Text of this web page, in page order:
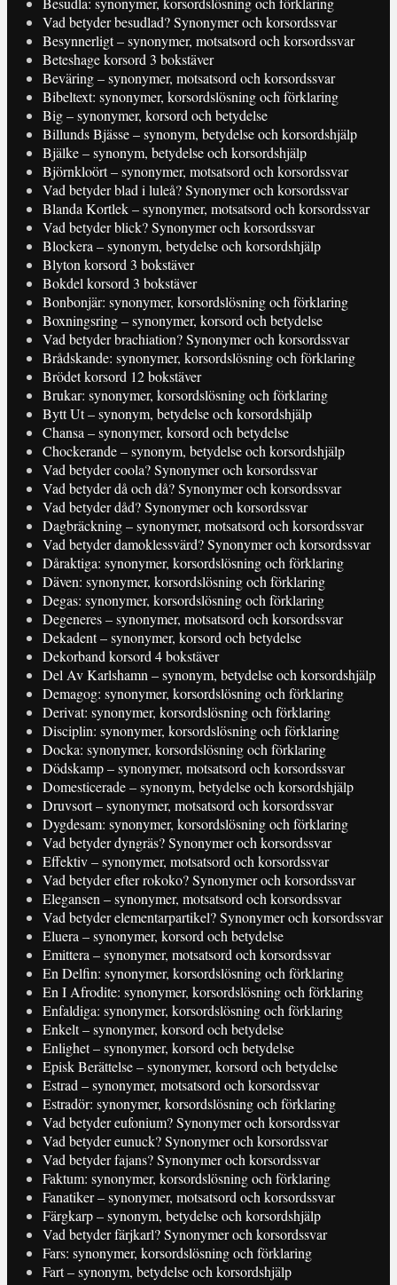
Vad betyder besudlad? Synonymer och korsordssvar
Besynnerligt – synonymer, motsatsord och korsordssvar
Beteshage korsord 3 bokstäver
Beväring – synonymer, motsatsord och korsordssvar
Bibeltext: synonymer, korsordslösning och förklaring
Big – synonymer, korsord och betydelse
Billunds Bjässe – synonym, betydelse och korsordshjälp
Bjälke – synonym, betydelse och korsordshjälp
Björnkloört – synonymer, motsatsord och korsordssvar
Vad betyder blad i luleå? Synonymer och korsordssvar
Blanda Kortlek – synonymer, motsatsord och korsordssvar
Vad betyder blick? Synonymer och korsordssvar
Blockera – synonym, betydelse och korsordshjälp
Blyton korsord 3 bokstäver
Bokdel korsord 3 bokstäver
Bonbonjär: synonymer, korsordslösning och förklaring
Boxningsring – synonymer, korsord och betydelse
Vad betyder brachiation? Synonymer och korsordssvar
Brådskande: synonymer, korsordslösning och förklaring
Brödet korsord 12 bokstäver
Brukar: synonymer, korsordslösning och förklaring
Bytt Ut – synonym, betydelse och korsordshjälp
Chansa – synonymer, korsord och betydelse
Chockerande – synonym, betydelse och korsordshjälp
Vad betyder coola? Synonymer och korsordssvar
Vad betyder då och då? Synonymer och korsordssvar
Vad betyder dåd? Synonymer och korsordssvar
Dagbräckning – synonymer, motsatsord och korsordssvar
Vad betyder damoklessvärd? Synonymer och korsordssvar
Dåraktiga: synonymer, korsordslösning och förklaring
Däven: synonymer, korsordslösning och förklaring
Degas: synonymer, korsordslösning och förklaring
Degeneres – synonymer, motsatsord och korsordssvar
Dekadent – synonymer, korsord och betydelse
Dekorband korsord 4 bokstäver
Del Av Karlshamn – synonym, betydelse och korsordshjälp
Demagog: synonymer, korsordslösning och förklaring
Derivat: synonymer, korsordslösning och förklaring
Disciplin: synonymer, korsordslösning och förklaring
Docka: synonymer, korsordslösning och förklaring
Dödskamp – synonymer, motsatsord och korsordssvar
Domesticerade – synonym, betydelse och korsordshjälp
Druvsort – synonymer, motsatsord och korsordssvar
Dygdesam: synonymer, korsordslösning och förklaring
Vad betyder dyngräs? Synonymer och korsordssvar
Effektiv – synonymer, motsatsord och korsordssvar
Vad betyder efter rokoko? Synonymer och korsordssvar
Elegansen – synonymer, motsatsord och korsordssvar
Vad betyder elementarpartikel? Synonymer och korsordssvar
Eluera – synonymer, korsord och betydelse
Emittera – synonymer, motsatsord och korsordssvar
En Delfin: synonymer, korsordslösning och förklaring
En I Afrodite: synonymer, korsordslösning och förklaring
Enfaldiga: synonymer, korsordslösning och förklaring
Enkelt – synonymer, korsord och betydelse
Enlighet – synonymer, korsord och betydelse
Episk Berättelse – synonymer, korsord och betydelse
Estrad – synonymer, motsatsord och korsordssvar
Estradör: synonymer, korsordslösning och förklaring
Vad betyder eufonium? Synonymer och korsordssvar
Vad betyder eunuck? Synonymer och korsordssvar
Vad betyder fajans? Synonymer och korsordssvar
Faktum: synonymer, korsordslösning och förklaring
Fanatiker – synonymer, motsatsord och korsordssvar
Färgkarp – synonym, betydelse och korsordshjälp
Vad betyder färjkarl? Synonymer och korsordssvar
Fars: synonymer, korsordslösning och förklaring
Fart – synonym, betydelse och korsordshjälp